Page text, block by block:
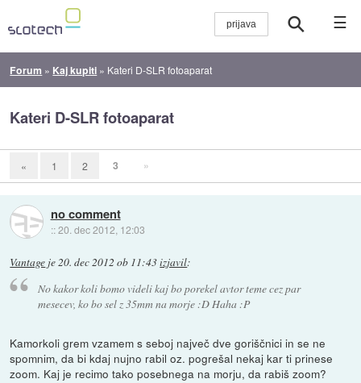
☰
Forum » Kaj kupiti » Kateri D-SLR fotoaparat
Kateri D-SLR fotoaparat
« 1 2 3 »
no comment
::20. dec 2012, 12:03
Vantage je20. dec 2012 ob 11:43izjavil:
No kakor koli bomo videli kaj bo porekel avtor teme cez par
mesecev, ko bo sel z 35mm na morje :D Haha :P
Kamorkoli grem vzamem s seboj največ dve goriščnici in se ne
spomnim, da bi kdaj nujno rabil oz. pogrešal nekaj kar ti prinese
zoom. Kaj je recimo tako posebnega na morju, da rabiš zoom?